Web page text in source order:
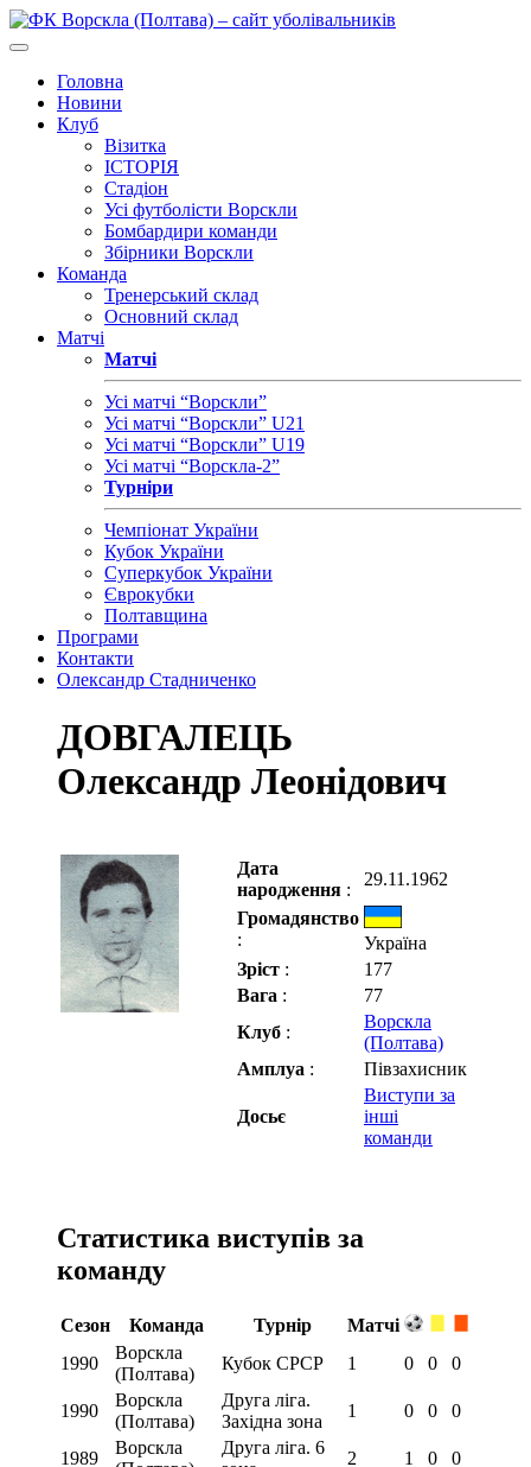
Головна
Новини
Клуб
Візитка
ІСТОРІЯ
Стадіон
Усі футболісти Ворскли
Бомбардири команди
Збірники Ворскли
Команда
Тренерський склад
Основний склад
Матчі
Матчі
Усі матчі “Ворскли”
Усі матчі “Ворскли” U21
Усі матчі “Ворскли” U19
Усі матчі “Ворскла-2”
Турніри
Чемпіонат України
Кубок України
Суперкубок України
Єврокубки
Полтавщина
Програми
Контакти
Олександр Стадниченко
ДОВГАЛЕЦЬ
Олександр Леонідович
Дата
народження :
29.11.1962
Громадянство
:
Україна
Зріст :
177
Вага :
77
Клуб :
Ворскла
(Полтава)
Амплуа : Півзахисник
Досьє
Виступи за
інші
команди
Статистика виступів за
команду
Сезон Команда Турнір
Матчі
1990
Ворскла
(Полтава)
Кубок СРСР 1 0 0 0
1990
Ворскла
(Полтава)
Друга ліга.
Західна зона
1 0 0 0
1989
Ворскла
Друга ліга. 6
2 1 0
0